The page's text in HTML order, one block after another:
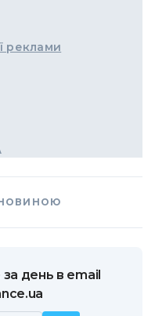
реклами
день в email